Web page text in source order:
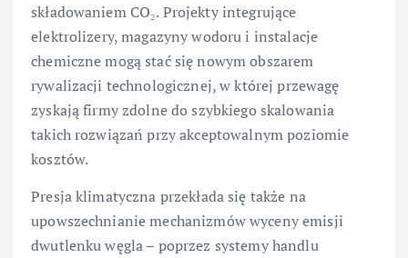
składowaniem CO₂. Projekty integrujące
elektrolizery, magazyny wodoru i instalacje
chemiczne mogą stać się nowym obszarem
rywalizacji technologicznej, w której przewagę
zyskają firmy zdolne do szybkiego skalowania
takich rozwiązań przy akceptowalnym poziomie
kosztów.
Presja klimatyczna przekłada się także na
upowszechnianie mechanizmów wyceny emisji
dwutlenku węgla – poprzez systemy handlu